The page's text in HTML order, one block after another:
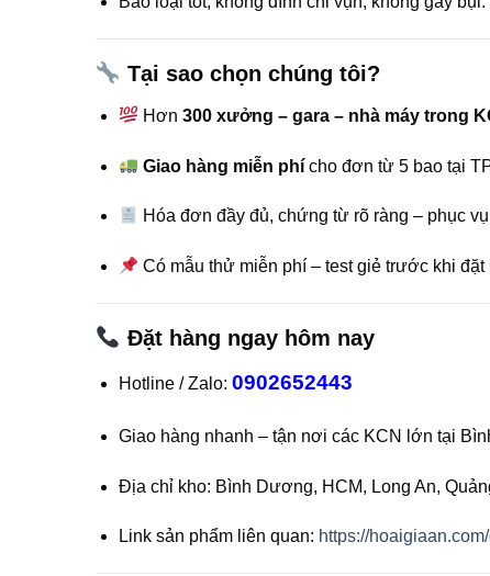
Tại sao chọn chúng tôi?
Hơn300 xưởng – gara – nhà máy trong
Giao hàng miễn phí cho đơn từ 5 bao tại
Hóa đơn đầy đủ, chứng từ rõ ràng – phục
Có mẫu thử miễn phí – test giẻ trước khi đặt
Đặt hàng ngay hôm nay
Hotline / Zalo: 0902652443
Giao hàng nhanh – tận nơi các KCN lớn tại
Địa chỉ kho: Bình Dương, HCM, Long An,
Link sản phẩm liên quan: https://